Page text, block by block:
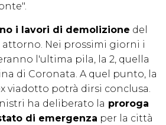
i lavori di demolizione del
attorno. Nei prossimi giorni i
l'ultima pila, la 2, quella
di Coronata. A quel punto, la
viadotto potrà dirsi conclusa.
ha deliberato la proroga
di emergenza per la città